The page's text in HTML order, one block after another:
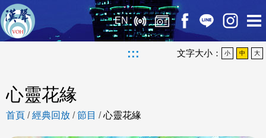
EN
::: 文字大小： 小 中 大
心靈花緣
首頁 /經典回放 /節目 /心靈花緣